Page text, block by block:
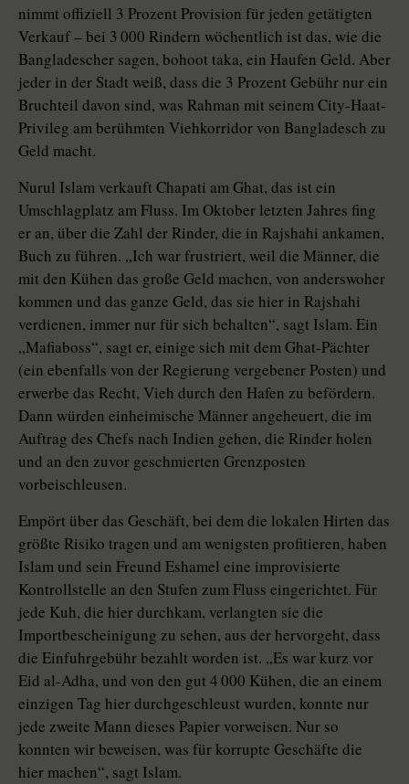
nimmt offiziell 3 Prozent Provision für jeden getätigten
Verkauf – bei 3 000 Rindern wöchentlich ist das, wie die
Bangladescher sagen, bohoot taka, ein Haufen Geld. Aber
jeder in der Stadt weiß, dass die 3 Prozent Gebühr nur ein
Bruchteil davon sind, was Rahman mit seinem City-Haat-
Privileg am berühmten Viehkorridor von Bangladesch zu
Geld macht.
Nurul Islam verkauft Chapati am Ghat, das ist ein
Umschlagplatz am Fluss. Im Oktober letzten Jahres fing
er an, über die Zahl der Rinder, die in Rajshahi ankamen,
Buch zu führen. „Ich war frustriert, weil die Männer, die
mit den Kühen das große Geld machen, von anderswoher
kommen und das ganze Geld, das sie hier in Rajshahi
verdienen, immer nur für sich behalten“, sagt Islam. Ein
„Mafiaboss“, sagt er, einige sich mit dem Ghat-Pächter
(ein ebenfalls von der Regierung vergebener Posten) und
erwerbe das Recht, Vieh durch den Hafen zu befördern.
Dann würden einheimische Männer angeheuert, die im
Auftrag des Chefs nach Indien gehen, die Rinder holen
und an den zuvor geschmierten Grenzposten
vorbeischleusen.
Empört über das Geschäft, bei dem die lokalen Hirten das
größte Risiko tragen und am wenigsten profitieren, haben
Islam und sein Freund Eshamel eine improvisierte
Kontrollstelle an den Stufen zum Fluss eingerichtet. Für
jede Kuh, die hier durchkam, verlangten sie die
Importbescheinigung zu sehen, aus der hervorgeht, dass
die Einfuhrgebühr bezahlt worden ist. „Es war kurz vor
Eid al-Adha, und von den gut 4 000 Kühen, die an einem
einzigen Tag hier durchgeschleust wurden, konnte nur
jede zweite Mann dieses Papier vorweisen. Nur so
konnten wir beweisen, was für korrupte Geschäfte die
hier machen“, sagt Islam.